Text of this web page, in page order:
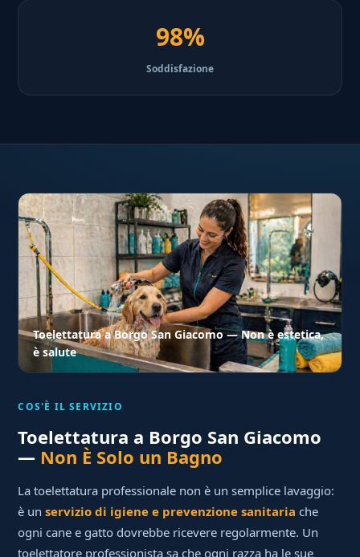
98%
Soddisfazione
Toelettatura a Borgo San Giacomo — Non è estetica,
è salute
COS'È IL SERVIZIO
Toelettatura a Borgo San Giacomo
— Non È Solo un Bagno
La toelettatura professionale non è un semplice lavaggio:
è unservizio di igiene e prevenzione sanitaria che
ogni cane e gatto dovrebbe ricevere regolarmente. Un
toelettatore professionista sa che ogni razza ha le sue